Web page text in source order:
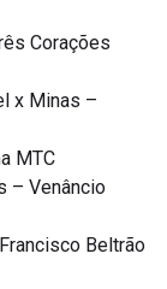
Corações
x Minas –
MTC
– Venâncio
Beltrão